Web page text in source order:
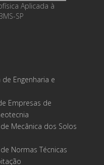
Aplicada à
SP
Engenharia e
Empresas de
Mecânica dos Solos
Normas Técnicas